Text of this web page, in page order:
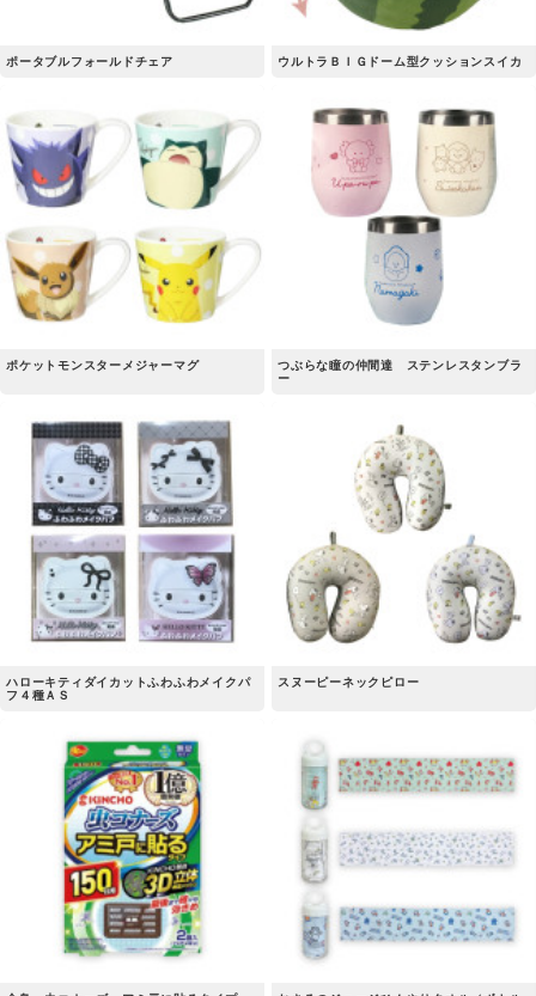
ポータブルフォールドチェア ウルトラＢＩＧドーム型クッションスイカ
ポケットモンスターメジャーマグ
つぶらな瞳の仲間達 ステンレスタンブラ
ー
ハローキティダイカットふわふわメイクパ
フ４種ＡＳ
スヌーピーネックピロー